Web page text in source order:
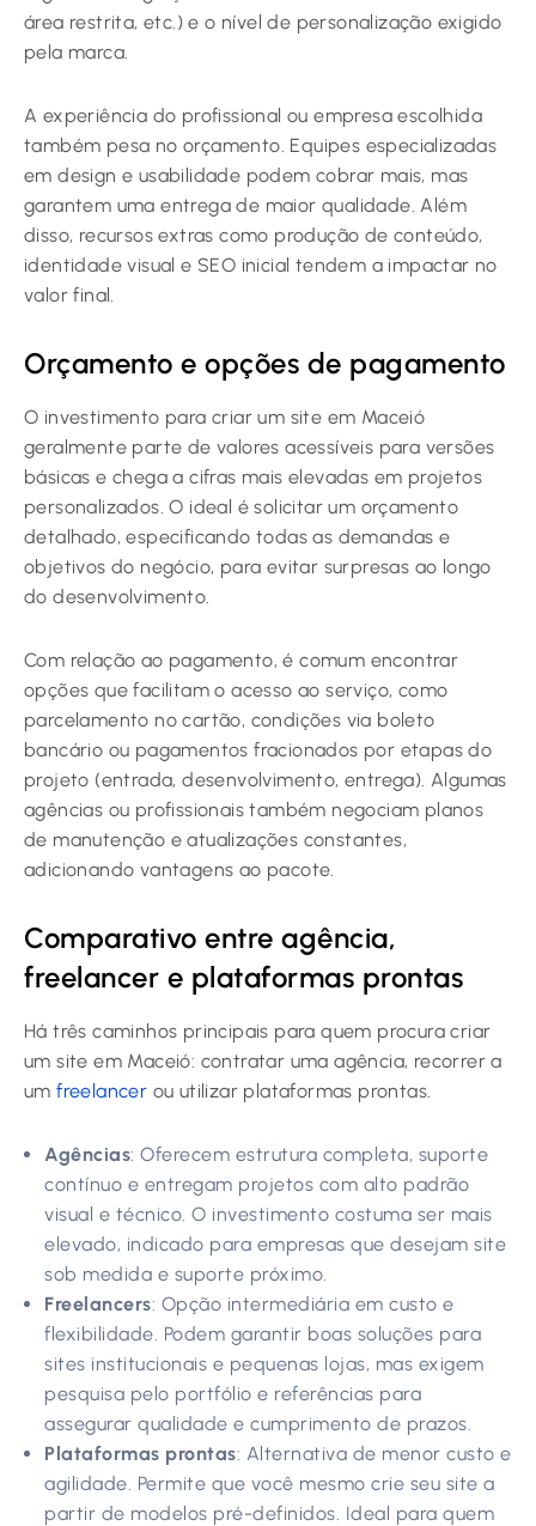
área restrita, etc.) e o nível de personalização exigido
pela marca.
A experiência do profissional ou empresa escolhida
também pesa no orçamento. Equipes especializadas
em design e usabilidade podem cobrar mais, mas
garantem uma entrega de maior qualidade. Além
disso, recursos extras como produção de conteúdo,
identidade visual e SEO inicial tendem a impactar no
valor final.
Orçamento e opções de pagamento
O investimento para criar um site em Maceió
geralmente parte de valores acessíveis para versões
básicas e chega a cifras mais elevadas em projetos
personalizados. O ideal é solicitar um orçamento
detalhado, especificando todas as demandas e
objetivos do negócio, para evitar surpresas ao longo
do desenvolvimento.
Com relação ao pagamento, é comum encontrar
opções que facilitam o acesso ao serviço, como
parcelamento no cartão, condições via boleto
bancário ou pagamentos fracionados por etapas do
projeto (entrada, desenvolvimento, entrega). Algumas
agências ou profissionais também negociam planos
de manutenção e atualizações constantes,
adicionando vantagens ao pacote.
Comparativo entre agência,
freelancer e plataformas prontas
Há três caminhos principais para quem procura criar
um site em Maceió: contratar uma agência, recorrer a
umfreelancer ou utilizar plataformas prontas.
Agências: Oferecem estrutura completa, suporte
contínuo e entregam projetos com alto padrão
visual e técnico. O investimento costuma ser mais
elevado, indicado para empresas que desejam site
sob medida e suporte próximo.
Freelancers: Opção intermediária em custo e
flexibilidade. Podem garantir boas soluções para
sites institucionais e pequenas lojas, mas exigem
pesquisa pelo portfólio e referências para
assegurar qualidade e cumprimento de prazos.
Plataformas prontas: Alternativa de menor custo e
agilidade. Permite que você mesmo crie seu site a
partir de modelos pré-definidos. Ideal para quem